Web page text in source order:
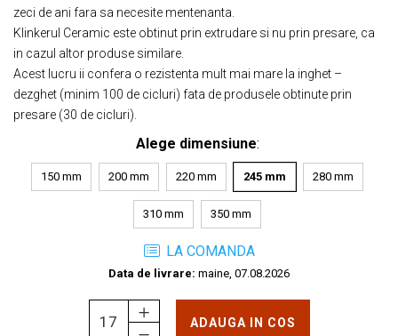
zeci de ani fara sa necesite mentenanta.
Klinkerul Ceramic este obtinut prin extrudare si nu prin presare, ca
in cazul altor produse similare.
Acest lucru ii confera o rezistenta mult mai mare la inghet –
dezghet (minim 100 de cicluri) fata de produsele obtinute prin
presare (30 de cicluri).
Alege dimensiune:
150 mm 200 mm 220 mm 245 mm 280 mm
310 mm 350 mm
LA COMANDA
Data de livrare: maine, 07.08.2026
ADAUGA IN COS